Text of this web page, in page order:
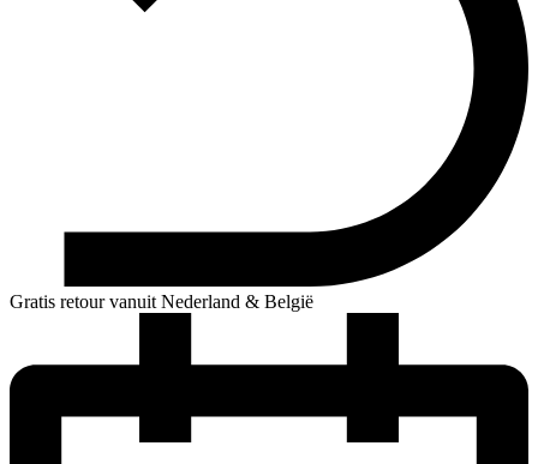
Gratis retour vanuit Nederland & België